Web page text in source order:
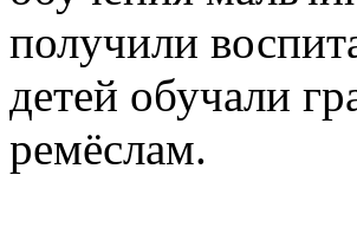
получили
детей обучали
ремёслам.